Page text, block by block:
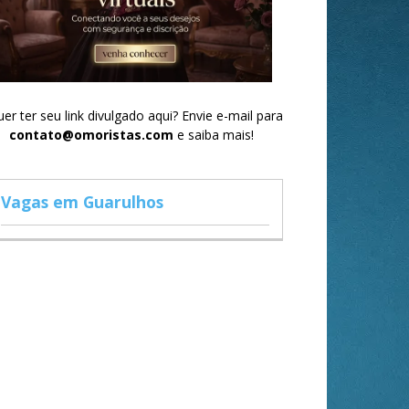
ter seu link divulgado aqui? Envie e-mail para
contato@omoristas.com e saiba mais!
Vagas em Guarulhos